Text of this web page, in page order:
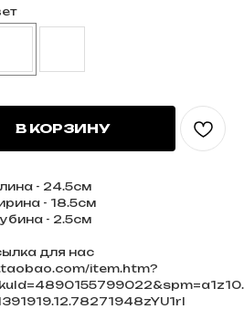
В КОРЗИНУ
- 24.5см
- 18.5см
- 2.5см
для нас
item.htm?